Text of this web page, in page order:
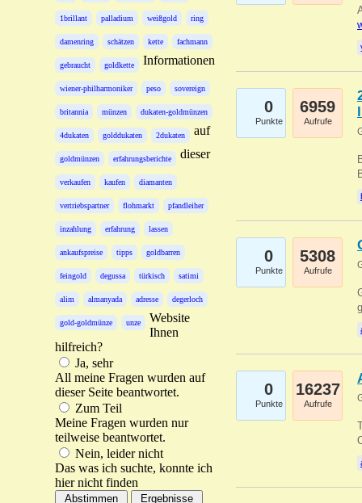
1brillant palladium weißgold ring
damenring schätzen kette fachmann
gebraucht goldkette
wiener-philharmoniker peso sovereign
britannia münzen dukaten-goldmünzen
4dukaten golddukaten 2dukaten
goldmünzen erfahrungsberichte
verkaufen kaufen diamanten
vertriebspartner flohmarkt pfandleiher
inzahlung erfahrung lassen
ankaufspreise tipps goldbarren
feingold degussa türkisch satimi
alim almanyada adresse degerloch
gold-goldmünze unze
Informationen
auf
dieser
Website
Ihnen
hilfreich?
Ja, sehr
All meine Fragen wurden auf
dieser Seite beantwortet.
Zum Teil
Meine Fragen wurden nur
teilweise beantwortet.
Nein, leider nicht
Das was ich suchte, konnte ich
hier nicht finden
0
Punkte
6959
Aufrufe
0
Punkte
5308
Aufrufe
0
Punkte
16237
Aufrufe